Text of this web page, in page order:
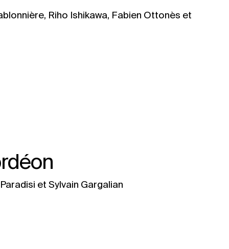
Riho Ishikawa, Fabien Ottonès et
et Sylvain Gargalian